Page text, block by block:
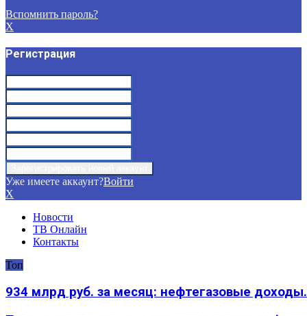
Вспомнить пароль?
X
Регистрация
Уже имеете аккаунт?Войти
X
Новости
ТВ Онлайн
Контакты
Топ
934 млрд руб. за месяц: нефтегазовые